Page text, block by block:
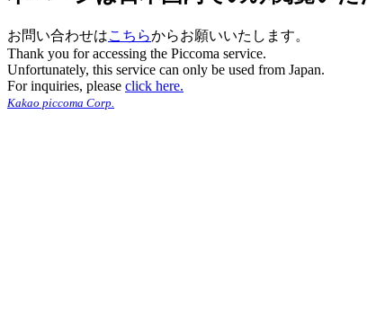
お問い合わせはこちらからお願いいたします。
Thank you for accessing the Piccoma service.
Unfortunately, this service can only be used from Japan.
For inquiries, please click here.
Kakao piccoma Corp.